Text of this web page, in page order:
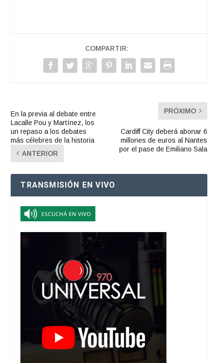
COMPARTIR:
En la previa al debate entre
Lacalle Pou y Martínez, los
un repaso a los debates
más célebres de la historia
ANTERIOR
PRÓXIMO
Cardiff City deberá abonar 6
millones de euros al Nantes
por el pase de Emiliano Sala
TRANSMISIÓN EN VIVO